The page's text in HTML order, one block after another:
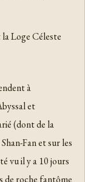
Loge Céleste
à
et
(dont de la
Fan et sur les
vu il y a 10 jours
de roche fantôme